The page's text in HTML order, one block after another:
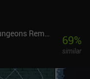
Remake 69%
similar